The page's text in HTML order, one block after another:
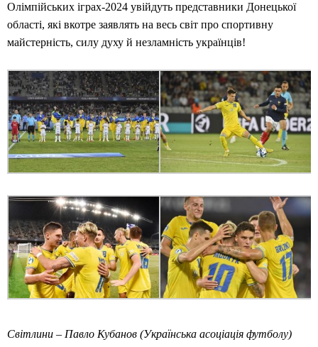
Олімпійських іграх-2024 увійдуть представники Донецької
області, які вкотре заявлять на весь світ про спортивну
майстерність, силу духу й незламність українців!
Світлини – Павло Кубанов (Українська асоціація футболу)